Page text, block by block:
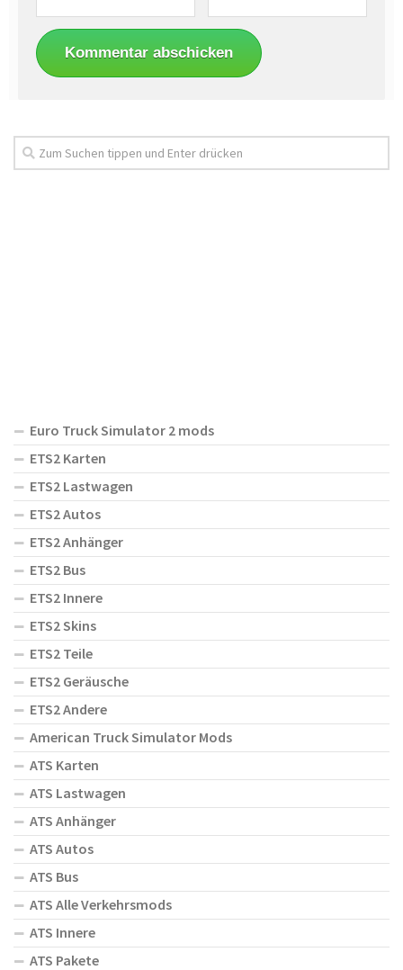
Euro Truck Simulator 2 mods
ETS2 Karten
ETS2 Lastwagen
ETS2 Autos
ETS2 Anhänger
ETS2 Bus
ETS2 Innere
ETS2 Skins
ETS2 Teile
ETS2 Geräusche
ETS2 Andere
American Truck Simulator Mods
ATS Karten
ATS Lastwagen
ATS Anhänger
ATS Autos
ATS Bus
ATS Alle Verkehrsmods
ATS Innere
ATS Pakete